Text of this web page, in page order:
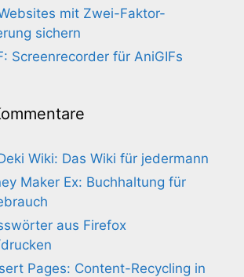
mit Zwei-Faktor-
sichern
Screenrecorder für AniGIFs
Wiki: Das Wiki für jedermann
Maker Ex: Buchhaltung für
aus Firefox
Pages: Content-Recycling in